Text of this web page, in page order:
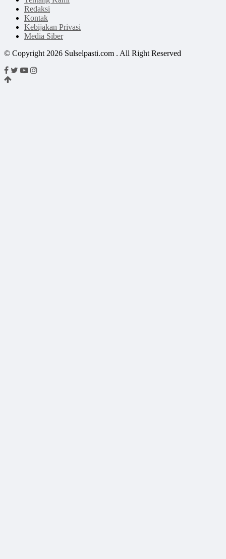
Redaksi
Kontak
Kebijakan Privasi
Media Siber
© Copyright 2026 Sulselpasti.com . All Right Reserved